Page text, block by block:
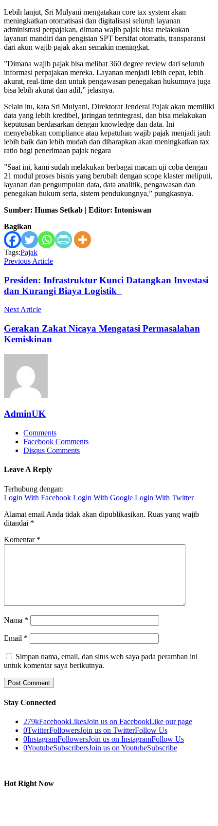
Lebih lanjut, Sri Mulyani mengatakan core tax system akan
meningkatkan otomatisasi dan digitalisasi seluruh layanan
administrasi perpajakan, dimana wajib pajak bisa melakukan
layanan mandiri dan pengisian SPT bersifat otomatis, transparansi
dari akun wajib pajak akan semakin meningkat.
”Dimana wajib pajak bisa melihat 360 degree review dari seluruh
informasi perpajakan mereka. Layanan menjadi lebih cepat, lebih
akurat, real-time dan untuk pengawasan penegakan hukumnya juga
bisa lebih akurat dan adil,” jelasnya.
Selain itu, kata Sri Mulyani, Direktorat Jenderal Pajak akan memiliki
data yang lebih kredibel, jaringan terintegrasi, dan bisa melakukan
keputusan berdasarkan dengan knowledge dan data. Ini
menyebabkan compliance atau kepatuhan wajib pajak menjadi jauh
lebih baik dan lebih mudah dan diharapkan akan meningkatkan tax
ratio bagi penerimaan pajak negara
”Saat ini, kami sudah melakukan berbagai macam uji coba dengan
21 modul proses bisnis yang berubah dengan scope klaster meliputi,
layanan dan pengumpulan data, data analitik, pengawasan dan
penegakan hukum serta, sistem pendukungnya,” pungkasnya.
Sumber: Humas Setkab | Editor: Intoniswan
Bagikan
Tags:Pajak
Previous Article
Presiden: Infrastruktur Kunci Datangkan Investasi
dan Kurangi Biaya Logistik
Next Article
Gerakan Zakat Nicaya Mengatasi Permasalahan
Kemiskinan
AdminUK
Comments
Facebook Comments
Disqus Comments
Leave A Reply
Terhubung dengan:
Login With Facebook Login With Google Login With Twitter
Alamat email Anda tidak akan dipublikasikan. Ruas yang wajib
ditandai *
Komentar *
Nama *
Email *
Simpan nama, email, dan situs web saya pada peramban ini
untuk komentar saya berikutnya.
Stay Connected
279kFacebookLikesJoin us on FacebookLike our page
0TwitterFollowersJoin us on TwitterFollow Us
0InstagramFollowersJoin us on InstagramFollow Us
0YoutubeSubscribersJoin us on YoutubeSubscribe
Hot Right Now